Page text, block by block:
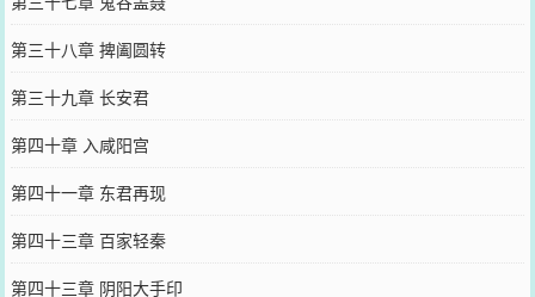
第三十八章 捭阖圆转
第三十九章 长安君
第四十章 入咸阳宫
第四十一章 东君再现
第四十三章 百家轻秦
第四十三章 阴阳大手印